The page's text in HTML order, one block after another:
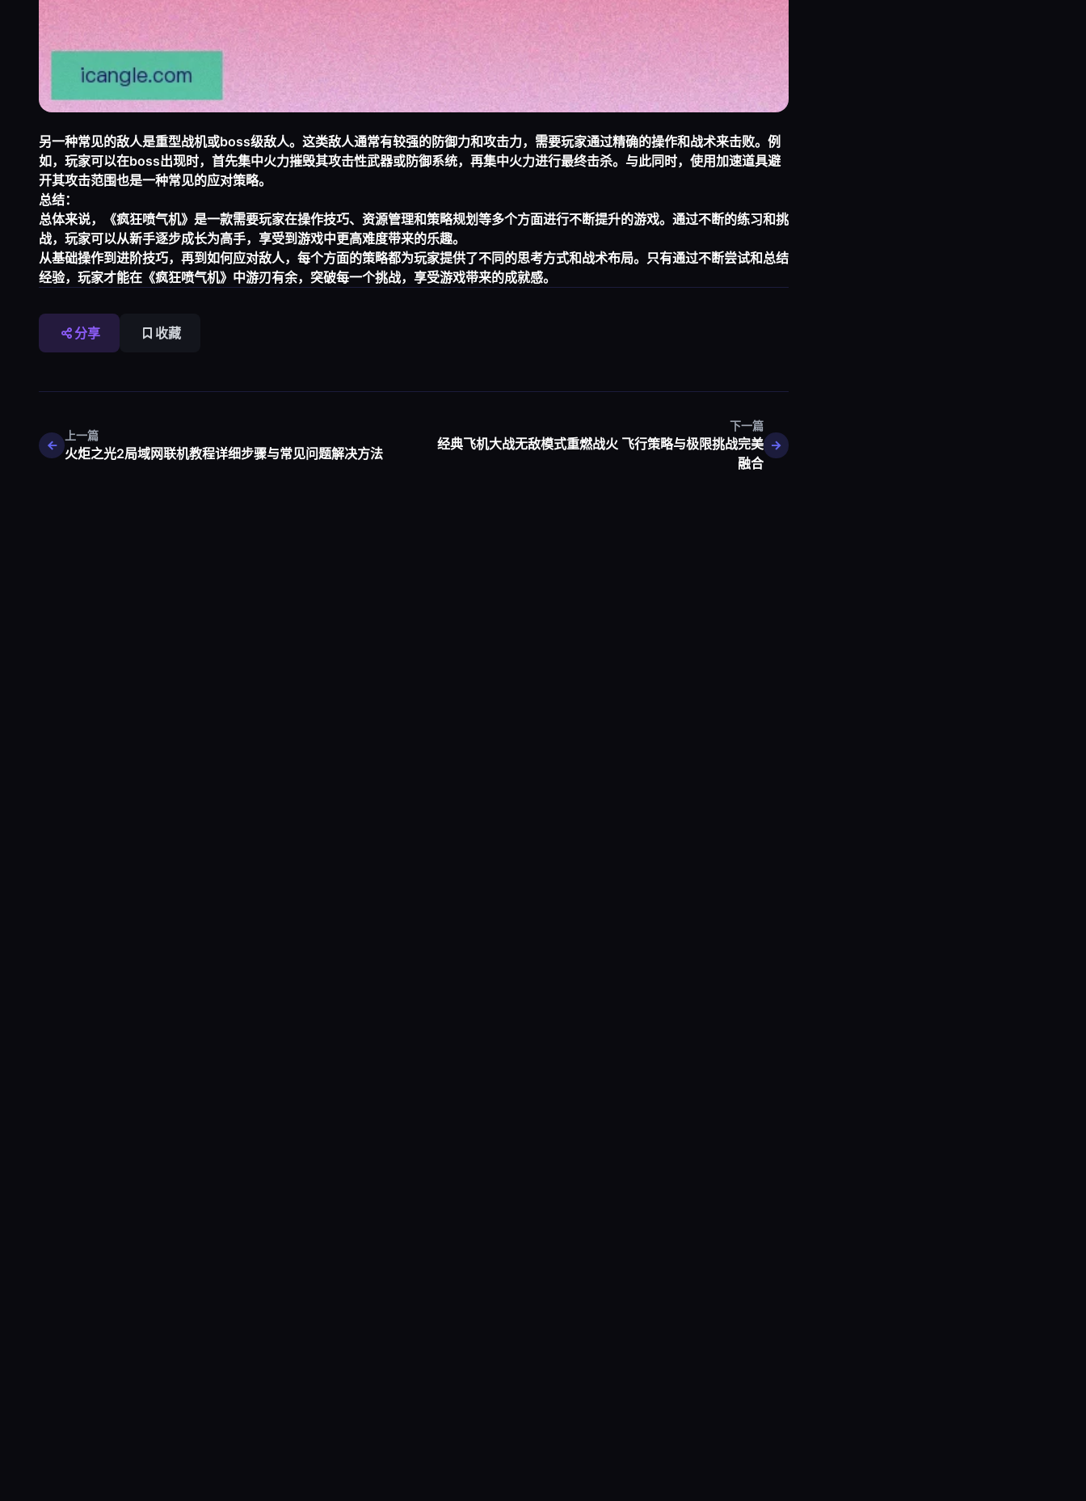
另一种常见的敌人是重型战机或boss级敌人。这类敌人通常有较强的防御力和攻击力，需要玩家通过精确的操作和战术来击败。例
如，玩家可以在boss出现时，首先集中火力摧毁其攻击性武器或防御系统，再集中火力进行最终击杀。与此同时，使用加速道具避
开其攻击范围也是一种常见的应对策略。
总结：
总体来说，《疯狂喷气机》是一款需要玩家在操作技巧、资源管理和策略规划等多个方面进行不断提升的游戏。通过不断的练习和挑
战，玩家可以从新手逐步成长为高手，享受到游戏中更高难度带来的乐趣。
从基础操作到进阶技巧，再到如何应对敌人，每个方面的策略都为玩家提供了不同的思考方式和战术布局。只有通过不断尝试和总结
经验，玩家才能在《疯狂喷气机》中游刃有余，突破每一个挑战，享受游戏带来的成就感。
分享 收藏
上一篇
火炬之光2局域网联机教程详细步骤与常见问题解决方法
下一篇
经典飞机大战无敌模式重燃战火 飞行策略与极限挑战完美
融合